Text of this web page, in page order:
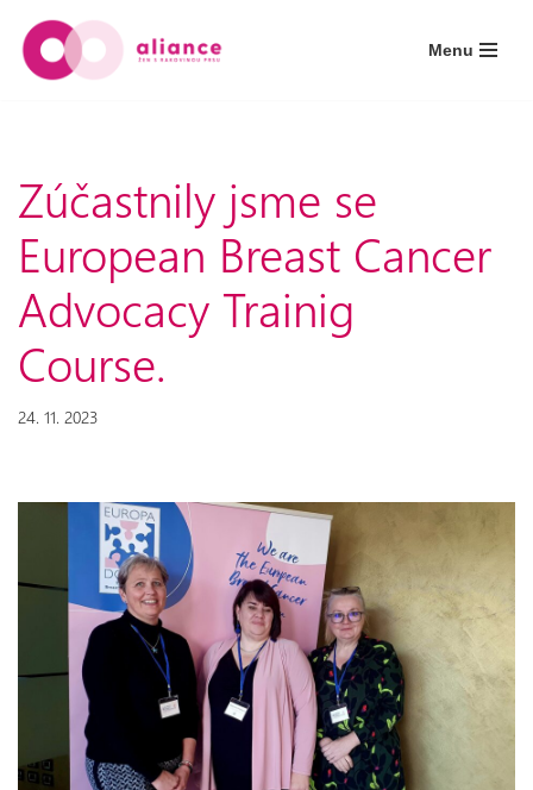
Přeskočit
Menu
Zúčastnily jsme se
European Breast Cancer
Advocacy Trainig
Course.
24. 11. 2023